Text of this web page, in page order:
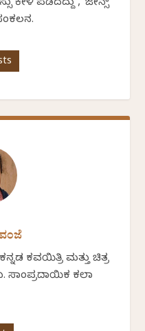
ಕೇಳಿ ಪಡೆದದ್ದು’, 'ಜೀನ್ಸ್
ಕವಯಿತ್ರಿ ಮತ್ತು ಚಿತ್ರ
ಸಾಂಪ್ರದಾಯಿಕ ಕಲಾ